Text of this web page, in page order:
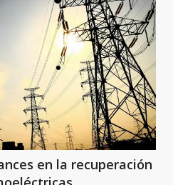
en la recuperación